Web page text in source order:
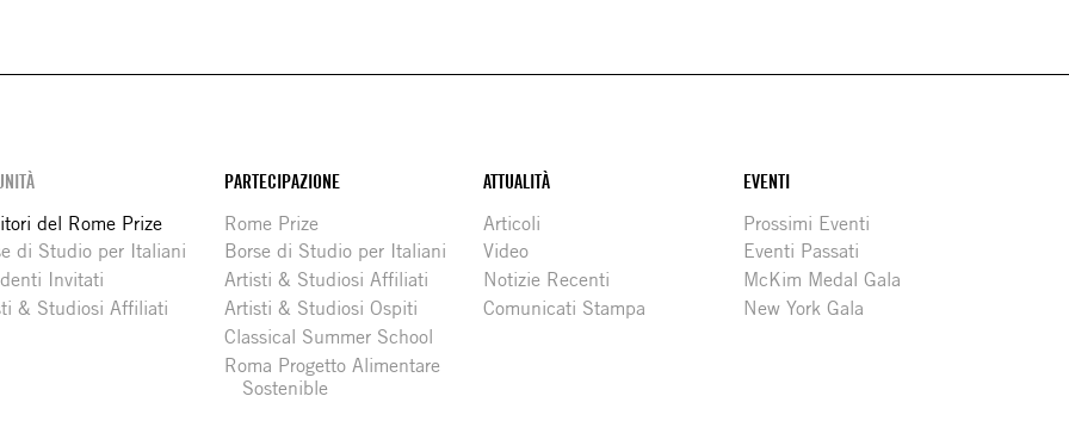
del Rome Prize
di Studio per Italiani
Invitati
& Studiosi Affiliati
PARTECIPAZIONE
Rome Prize
Borse di Studio per Italiani
Artisti & Studiosi Affiliati
Artisti & Studiosi Ospiti
Classical Summer School
Roma Progetto Alimentare
Sostenible
ATTUALITÀ
Articoli
Video
Notizie Recenti
Comunicati Stampa
EVENTI
Prossimi Eventi
Eventi Passati
McKim Medal Gala
New York Gala